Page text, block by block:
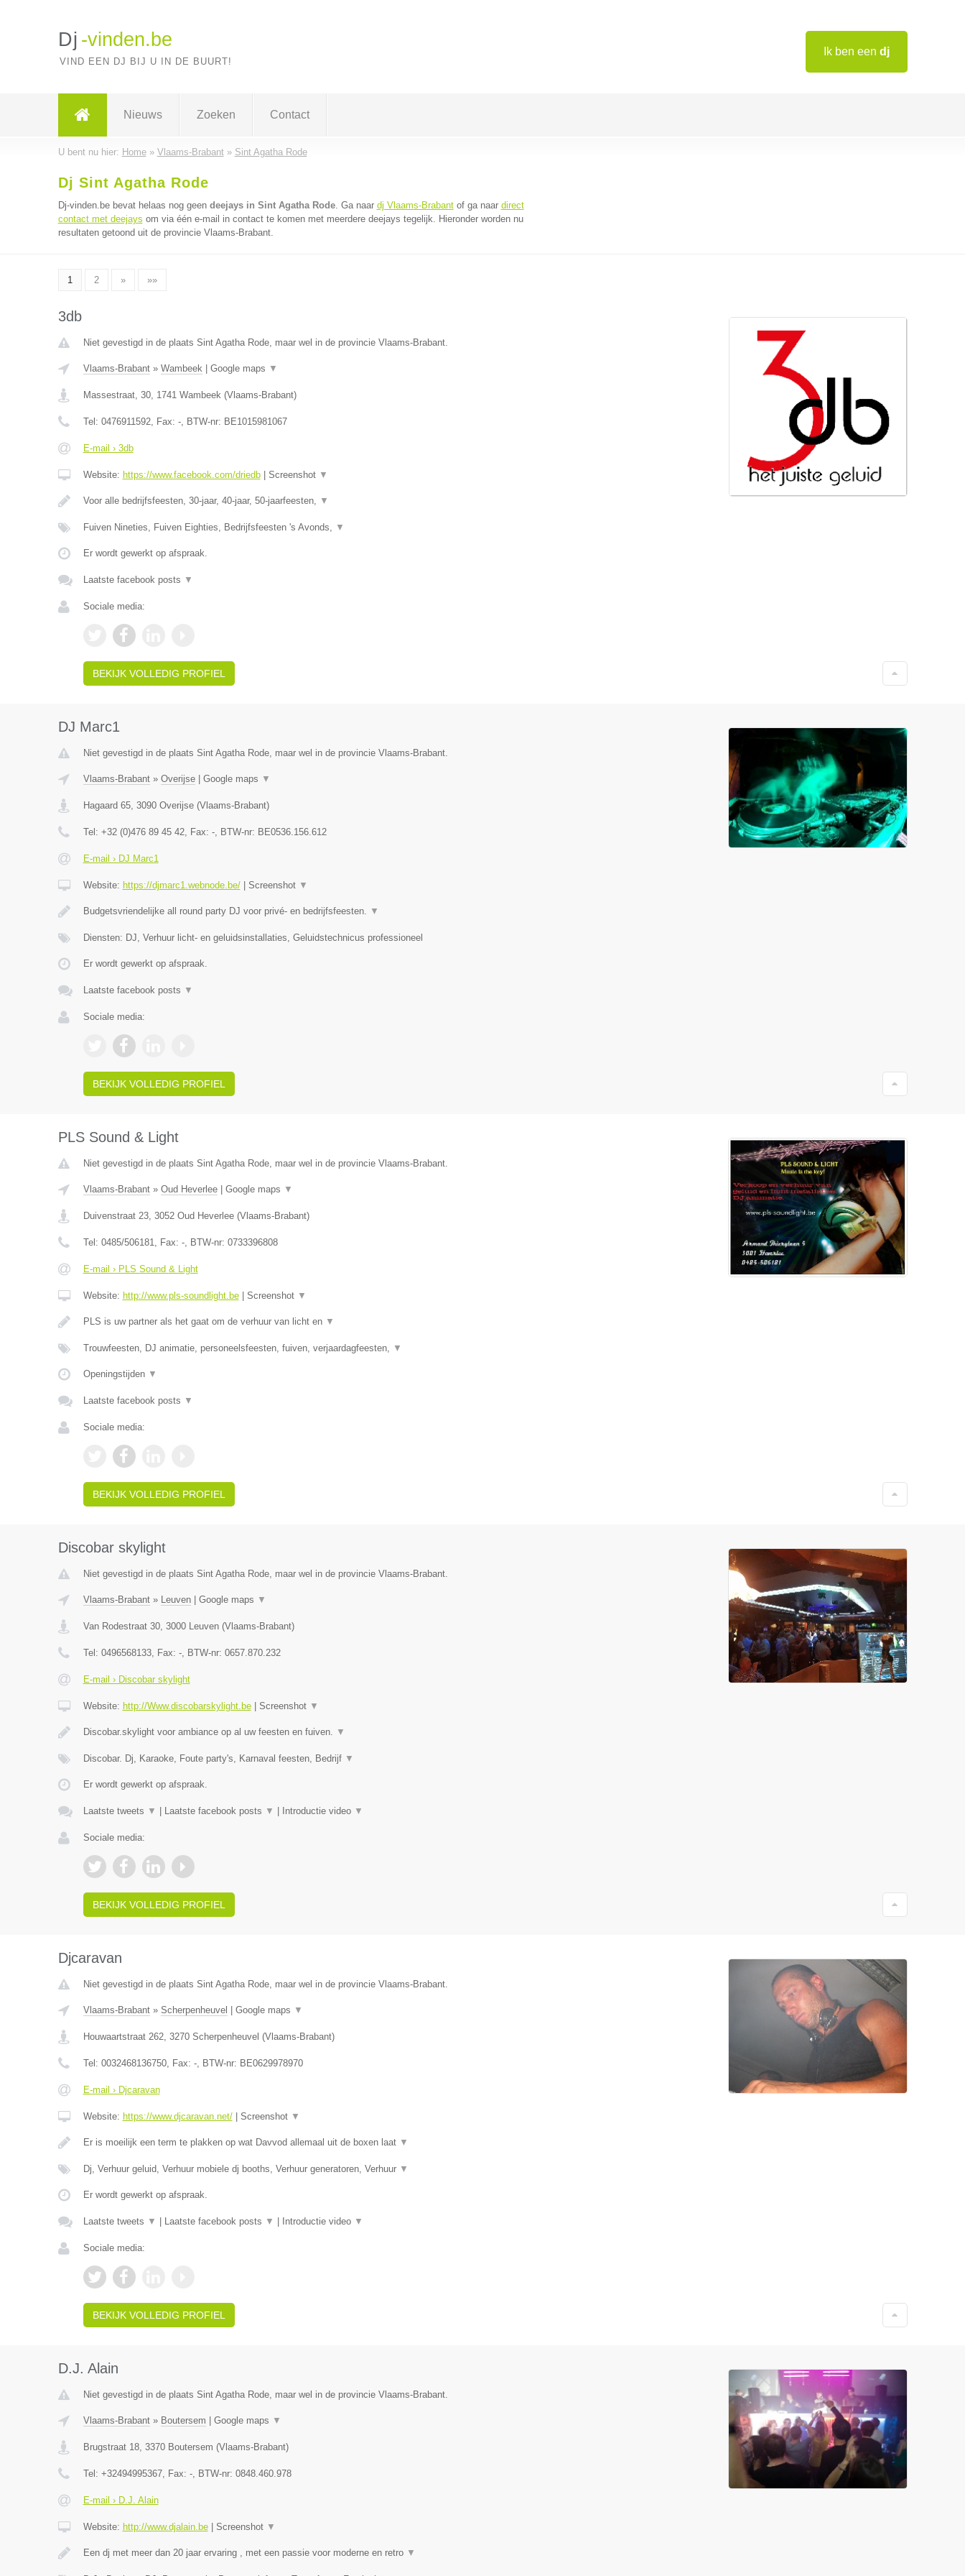
Ik ben een dj
Dj -vinden.be
VIND EEN DJ BIJ U IN DE BUURT!
Nieuws Zoeken Contact
U bent nu hier: Home» Vlaams-Brabant» Sint Agatha Rode
Dj Sint Agatha Rode
Dj-vinden.be bevat helaas nog geen deejays in Sint Agatha Rode. Ga naar dj Vlaams-Brabantof ga naar direct
contact met deejays om via één e-mail in contact te komen met meerdere deejays tegelijk. Hieronder worden nu
resultaten getoond uit de provincie Vlaams-Brabant.
1 2 » »»
3db
Niet gevestigd in de plaats Sint Agatha Rode, maar wel in de provincie Vlaams-Brabant.
Vlaams-Brabant» Wambeek| Google maps ▼
Massestraat, 30, 1741 Wambeek(Vlaams-Brabant)
Tel: 0476911592, Fax: -, BTW-nr: BE1015981067
E-mail › 3db
Website: https://www.facebook.com/driedb| Screenshot ▼
Voor alle bedrijfsfeesten, 30-jaar, 40-jaar, 50-jaarfeesten, ▼
Fuiven Nineties, Fuiven Eighties, Bedrijfsfeesten 's Avonds, ▼
Er wordt gewerkt op afspraak.
Laatste facebook posts ▼
Sociale media:
BEKIJK VOLLEDIG PROFIEL
DJ Marc1
Niet gevestigd in de plaats Sint Agatha Rode, maar wel in de provincie Vlaams-Brabant.
Vlaams-Brabant» Overijse| Google maps ▼
Hagaard 65, 3090 Overijse(Vlaams-Brabant)
Tel: +32 (0)476 89 45 42, Fax: -, BTW-nr: BE0536.156.612
E-mail › DJ Marc1
Website: https://djmarc1.webnode.be/| Screenshot ▼
Budgetsvriendelijke all round party DJ voor privé- en bedrijfsfeesten. ▼
Diensten: DJ, Verhuur licht- en geluidsinstallaties, Geluidstechnicus professioneel
Er wordt gewerkt op afspraak.
Laatste facebook posts ▼
Sociale media:
BEKIJK VOLLEDIG PROFIEL
PLS Sound & Light
Niet gevestigd in de plaats Sint Agatha Rode, maar wel in de provincie Vlaams-Brabant.
Vlaams-Brabant» Oud Heverlee| Google maps ▼
Duivenstraat 23, 3052 Oud Heverlee(Vlaams-Brabant)
Tel: 0485/506181, Fax: -, BTW-nr: 0733396808
E-mail › PLS Sound & Light
Website: http://www.pls-soundlight.be| Screenshot ▼
PLS is uw partner als het gaat om de verhuur van licht en ▼
Trouwfeesten, DJ animatie, personeelsfeesten, fuiven, verjaardagfeesten, ▼
Openingstijden ▼
Laatste facebook posts ▼
Sociale media:
BEKIJK VOLLEDIG PROFIEL
Discobar skylight
Niet gevestigd in de plaats Sint Agatha Rode, maar wel in de provincie Vlaams-Brabant.
Vlaams-Brabant» Leuven| Google maps ▼
Van Rodestraat 30, 3000 Leuven(Vlaams-Brabant)
Tel: 0496568133, Fax: -, BTW-nr: 0657.870.232
E-mail › Discobar skylight
Website: http://Www.discobarskylight.be| Screenshot ▼
Discobar.skylight voor ambiance op al uw feesten en fuiven. ▼
Discobar. Dj, Karaoke, Foute party's, Karnaval feesten, Bedrijf ▼
Er wordt gewerkt op afspraak.
Laatste tweets ▼ Laatste facebook posts ▼ Introductie video ▼
Sociale media:
BEKIJK VOLLEDIG PROFIEL
Djcaravan
Niet gevestigd in de plaats Sint Agatha Rode, maar wel in de provincie Vlaams-Brabant.
Vlaams-Brabant» Scherpenheuvel Google maps ▼
Houwaartstraat 262, 3270 Scherpenheuvel (Vlaams-Brabant)
Tel: 0032468136750, Fax: -, BTW-nr: BE0629978970
E-mail › Djcaravan
Website: https://www.djcaravan.net/| Screenshot ▼
Er is moeilijk een term te plakken op wat Davvod allemaal uit de boxen laat ▼
Dj, Verhuur geluid, Verhuur mobiele dj booths, Verhuur generatoren, Verhuur ▼
Er wordt gewerkt op afspraak.
Laatste tweets ▼ Laatste facebook posts ▼ Introductie video ▼
Sociale media:
BEKIJK VOLLEDIG PROFIEL
D.J. Alain
Niet gevestigd in de plaats Sint Agatha Rode, maar wel in de provincie Vlaams-Brabant.
Vlaams-Brabant» Boutersem Google maps ▼
Brugstraat 18, 3370 Boutersem (Vlaams-Brabant)
Tel: +32494995367, Fax: -, BTW-nr: 0848.460.978
E-mail › D.J. Alain
Website: http://www.djalain.be| Screenshot ▼
Een dj met meer dan 20 jaar ervaring , met een passie voor moderne en retro ▼